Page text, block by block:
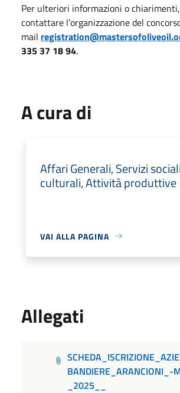
Per ulteriori informazioni o
contattare l’organizzazione del
mail
335 37 18 94.
A cura di
Affari Generali, Servizi
culturali, Attività produttive
VAI ALLA PAGINA
Allegati
BANDIERE_ARANCIONI_-
_2025__